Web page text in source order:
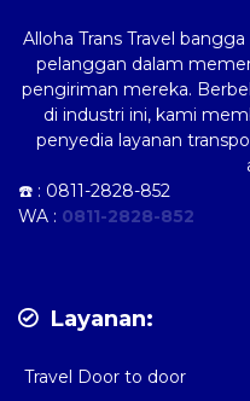
Alloha Trans Travel
pelanggan dalam
pengiriman mereka.
di industri ini, kami
penyedia layanan
☎️ : 0811-2828-852
WA : 0811-2828-852
Layanan:
Travel Door to door